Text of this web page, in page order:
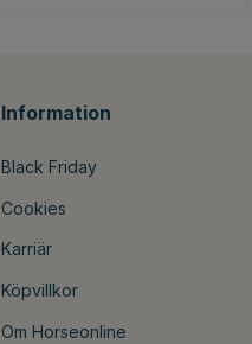
Information
Black Friday
Cookies
Karriär
Köpvillkor
Om Horseonline